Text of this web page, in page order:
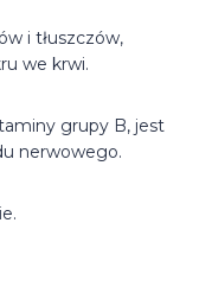
i tłuszczów,
we krwi.
grupy B, jest
nerwowego.